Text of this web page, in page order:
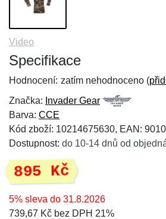
Video
Specifikace
Hodnocení: zatím nehodnoceno (
Značka: Invader Gear
Barva: CCE
Kód zboží: 10214675630, EAN:
Dostupnost: do 10-14 dnů od
895 Kč
5% sleva do 31.8.2026
739,67 Kč bez DPH 21%